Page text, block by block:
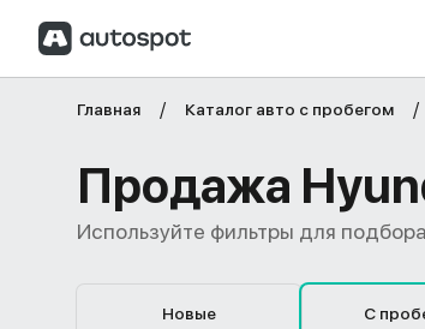
Главная Каталог авто с пробегом
Продажа
Используйте фильтры для
Новые С